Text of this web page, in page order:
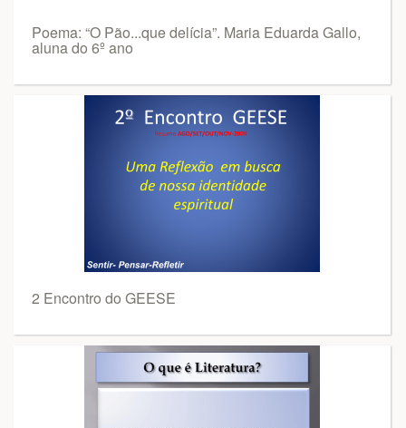
Poema: “O Pão...que delícia”. Maria Eduarda Gallo,
aluna do 6º ano
2 Encontro do GEESE